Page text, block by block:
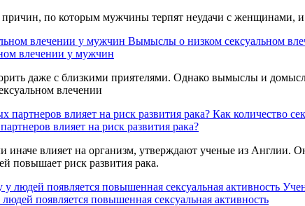
по которым мужчины терпят неудачи с женщинами, и
Вымыслы о низком сексуальном
влечении у мужчин
даже с близкими приятелями. Однако вымыслы и
влечении
Как количество
влияет на риск развития рака?
иначе влияет на организм, утверждают ученые из Англии.
повышает риск развития рака.
появляется повышенная сексуальная активность